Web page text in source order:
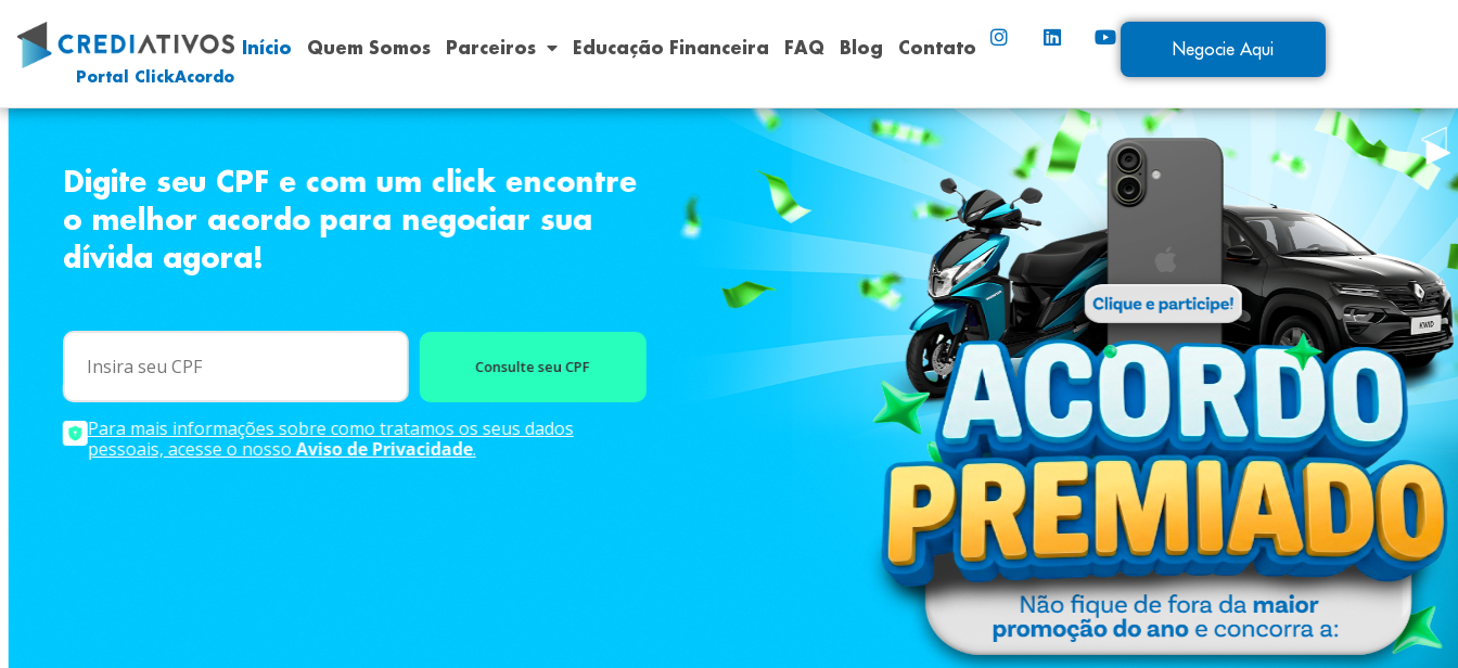
Portal ClickAcordo
Início Quem Somos Parceiros Educação Financeira FAQ Blog Contato Negocie Aqui
Digite seu CPF e com um click encontre
o melhor acordo para negociar sua
dívida agora!
Consulte seu CPF
Para mais informações sobre como tratamos os seus dados
pessoais, acesse o nossoAviso de Privacidade.